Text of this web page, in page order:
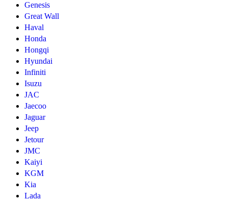
Genesis
Great Wall
Haval
Honda
Hongqi
Hyundai
Infiniti
Isuzu
JAC
Jaecoo
Jaguar
Jeep
Jetour
JMC
Kaiyi
KGM
Kia
Lada